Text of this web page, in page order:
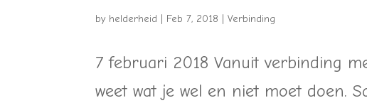
by helderheid Feb 7, 2018 |Verbinding
7 februari 2018 Vanuit verbinding
weet wat je wel en niet moet doen.